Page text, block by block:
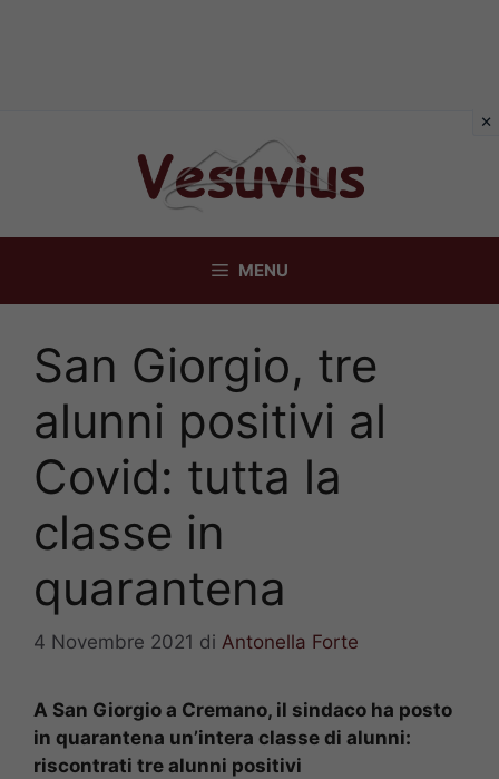
MENU
San Giorgio, tre
alunni positivi al
Covid: tutta la
classe in
quarantena
4 Novembre 2021 di Antonella Forte
A San Giorgio a Cremano, il sindaco ha posto
in quarantena un’intera classe di alunni:
riscontrati tre alunni positivi